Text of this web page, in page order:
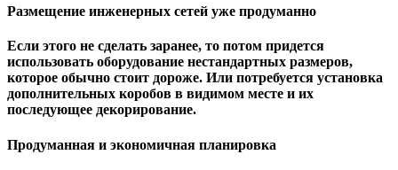
Размещение инженерных сетей уже продуманно
Если этого не сделать заранее, то потом придется
использовать оборудование нестандартных размеров,
которое обычно стоит дороже. Или потребуется установка
дополнительных коробов в видимом месте и их
последующее декорирование.
Продуманная и экономичная планировка